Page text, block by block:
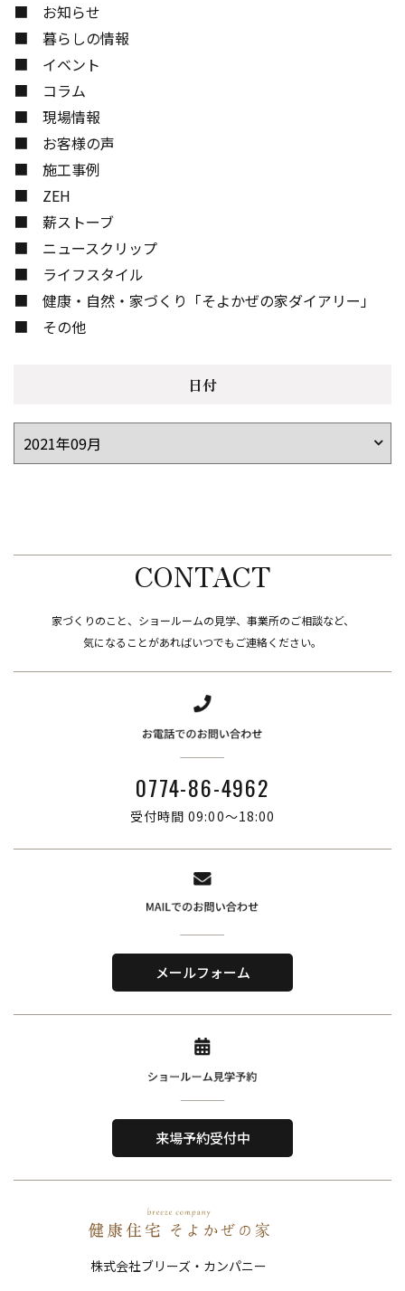
株式会社ブリーズ・カンパニー
〒619-0201
京都府木津川市山城町綺田神ノ木5-3
About Us
私たちについて
選ばれる理由
Performance
住宅性能
Works
施工事例
FAQ
お知らせ
暮らしの情報
イベント
コラム
現場情報
お客様の声
施工事例
ZEH
薪ストーブ
ニュースクリップ
ライフスタイル
健康・自然・家づくり「そよかぜの家ダイアリー」
その他
日付
CONTACT
家づくりのこと、ショールームの見学、事業所のご相談など、
​​​​​​​気になることがあればいつでもご連絡ください。
0774-86-4962
受付時間 09:00～18:00
メールフォーム
来場予約受付中
株式会社ブリーズ・カンパニー